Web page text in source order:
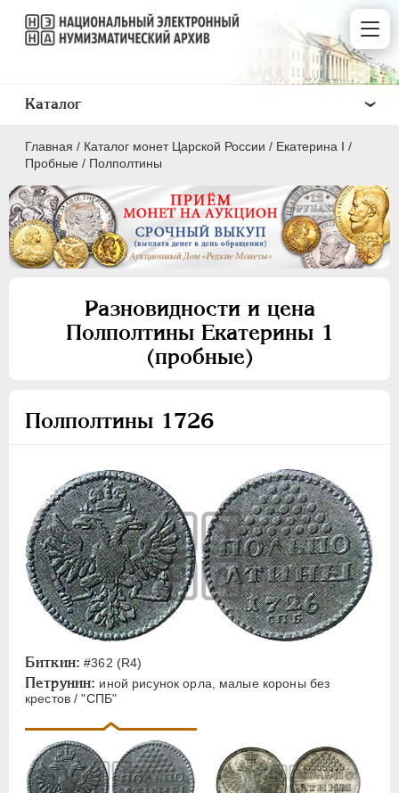
Главная / Каталог монет Царской России / Екатерина I /
Пробные / Полполтины
Разновидности и цена
Полполтины Екатерины 1
(пробные)
Полполтины 1726
Биткин: #362 (R4)
Петрунин: иной рисунок орла, малые короны без
крестов / "СПБ"
Каталог
ПEТР I 1699 - 1725
Серебро
Пробные
Полполтины
Гривенник
Гривна
3 копейки
2 копейки
1 копейка
Полушка
1 грош
Медные платы
ПЕТР II 1727-1729
АННА ИОАННОВНА 1730-1740
ИОАНН АНТОНОВИЧ 1740-1741